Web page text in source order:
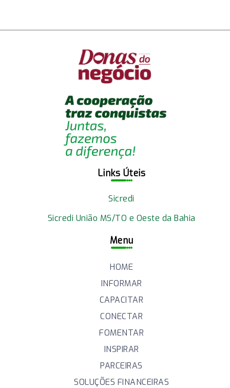
Links Úteis
Sicredi
Sicredi União MS/TO e Oeste da Bahia
Menu
HOME
INFORMAR
CAPACITAR
CONECTAR
FOMENTAR
INSPIRAR
PARCEIRAS
SOLUÇÕES FINANCEIRAS